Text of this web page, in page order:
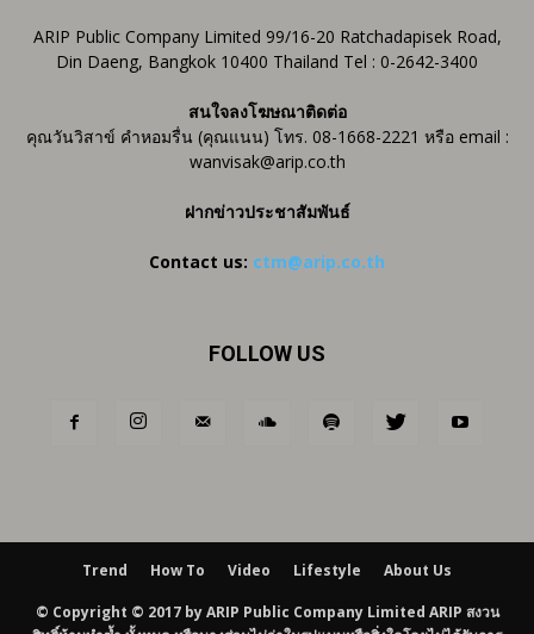
ARIP Public Company Limited 99/16-20 Ratchadapisek Road,
Din Daeng, Bangkok 10400 Thailand Tel : 0-2642-3400
สนใจลงโฆษณาติดต่อ
คุณวันวิสาข์ คำหอมรื่น (คุณแนน) โทร. 08-1668-2221 หรือ email :
wanvisak@arip.co.th
ฝากข่าวประชาสัมพันธ์
Contact us: ctm@arip.co.th
FOLLOW US
Trend How To Video Lifestyle About Us
© Copyright © 2017 by ARIP Public Company Limited ARIP สงวน